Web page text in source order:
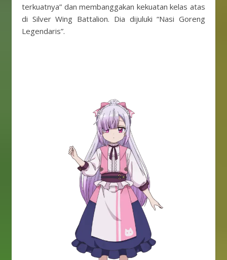
terkuatnya” dan membanggakan kekuatan kelas atas
di Silver Wing Battalion. Dia dijuluki “Nasi Goreng
Legendaris”.